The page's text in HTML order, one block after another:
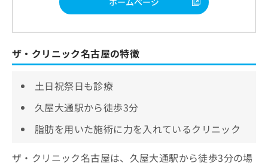
ザ・クリニック名古屋の特徴
土日祝祭日も診療
久屋大通駅から徒歩3分
脂肪を用いた施術に力を入れているクリニック
ザ・クリニック名古屋は、久屋大通駅から徒歩3分の場